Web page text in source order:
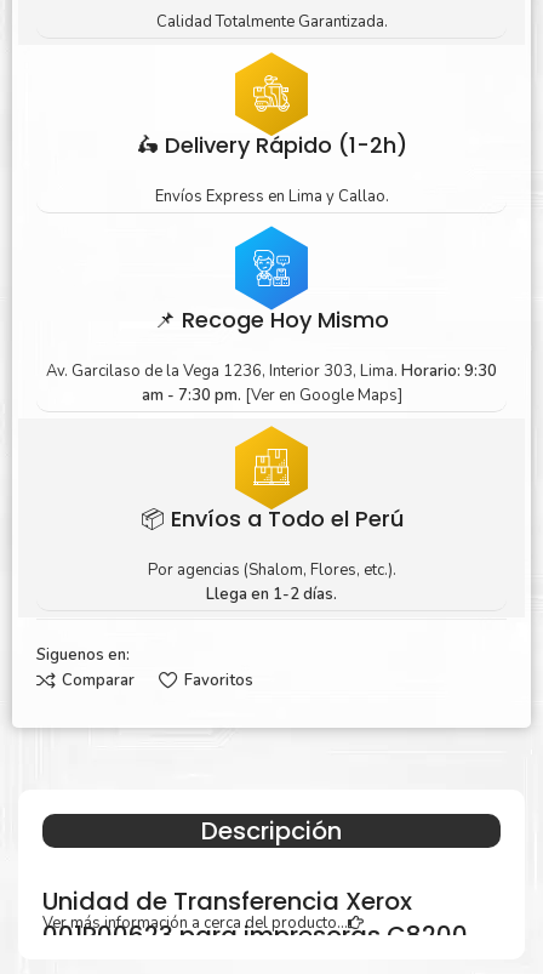
Calidad Totalmente Garantizada.
🛵 Delivery Rápido (1-2h)
Envíos Express en Lima y Callao.
📌 Recoge Hoy Mismo
Av. Garcilaso de la Vega 1236, Interior 303, Lima. Horario: 9:30
am - 7:30 pm. [Ver en Google Maps]
📦 Envíos a Todo el Perú
Por agencias (Shalom, Flores, etc.).
Llega en 1-2 días.
Siguenos en:
Comparar
Favoritos
Descripción
Unidad de Transferencia Xerox
001R00623 para impresoras C8200
Ver más información a cerca del producto...